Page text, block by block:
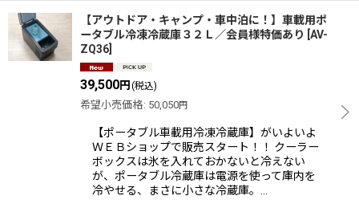
【アウトドア・キャンプ・車中泊に！】車載用ポ
ータブル冷凍冷蔵庫３２Ｌ／会員様特価あり AV-
ZQ36
39,500円 (税込)
希望小売価格: 50,050円
【ポータブル車載用冷凍冷蔵庫】がいよいよ
ＷＥＢショップで販売スタート！！ クーラー
ボックスは氷を入れておかないと冷えない
が、ポータブル冷蔵庫は電源を使って庫内を
冷やせる、まさに小さな冷蔵庫。…